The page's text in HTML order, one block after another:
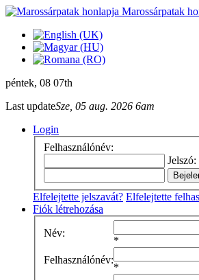
Marossárpatak
péntek, 08 07th
Last updateSze, 05 aug. 2026 6am
Login
Felhasználónév:
Jelszó:
Elfelejtette jelszavát? Elfelejtette
Fiók létrehozása
Név:
*
Felhasználónév:
*